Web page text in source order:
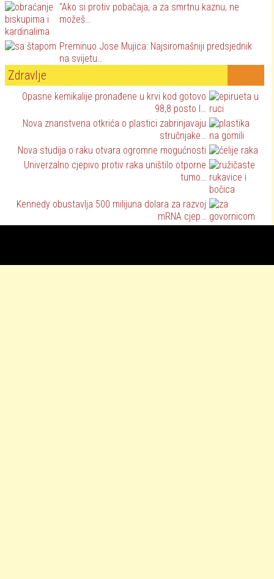
"Ako si protiv pobačaja, a za smrtnu kaznu, ne
možeš…
Preminuo Jose Mujica: Najsiromašniji predsjednik
na svijetu…
Zdravlje
Opasne kemikalije pronađene u krvi kod gotovo
98,8 posto l…
Nova znanstvena otkrića o plastici zabrinjavaju
stručnjake…
Nova studija o raku otvara ogromne mogućnosti
Univerzalno cjepivo protiv raka uništilo otporne
tumo…
Kennedy obustavlja 500 milijuna dolara za razvoj
mRNA cjep…